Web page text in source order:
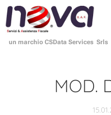
un marchio CSData Services Srls
MOD.